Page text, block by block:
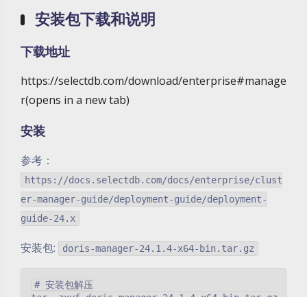
安装包下载和说明
下载地址
https://selectdb.com/download/enterprise#manage
r(opens in a new tab)
安装
参考：
https://docs.selectdb.com/docs/enterprise/clust
er-manager-guide/deployment-guide/deployment-
guide-24.x
安装包: doris-manager-24.1.4-x64-bin.tar.gz
# 安装包解压